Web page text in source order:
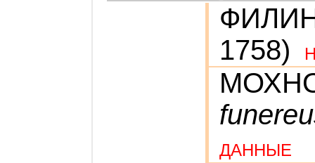
1758)
ДАННЫЕ